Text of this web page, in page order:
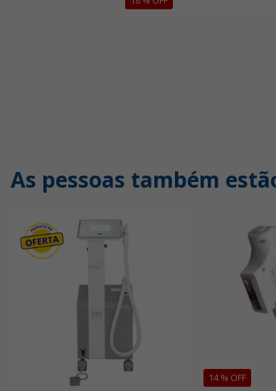
As pessoas também
14 % OFF